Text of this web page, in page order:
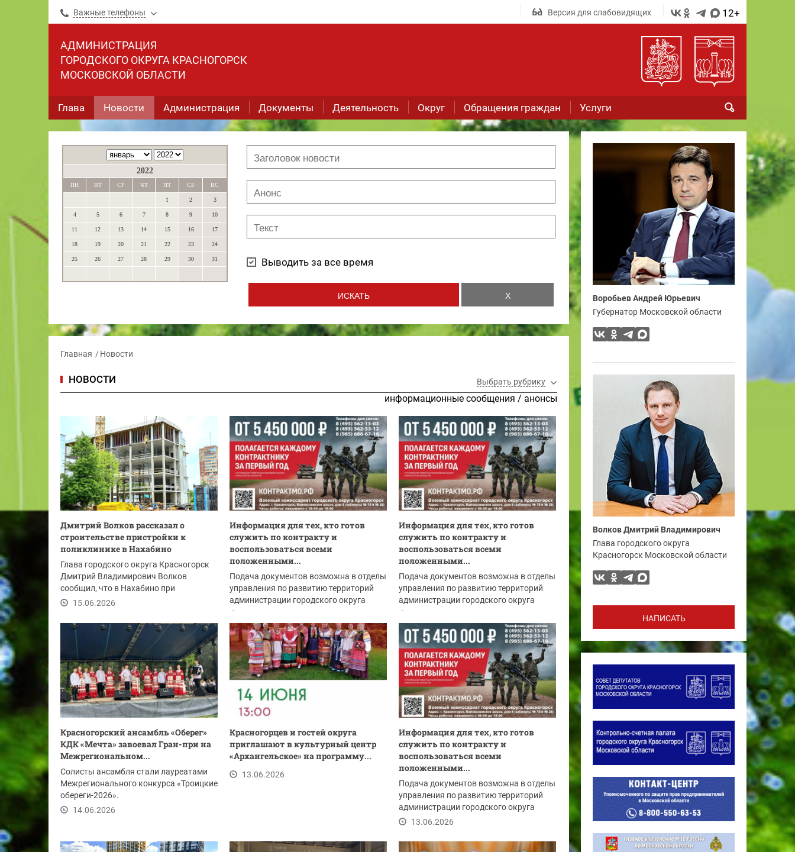
Важные телефоны Версия для слабовидящих 12+
АДМИНИСТРАЦИЯ
ГОРОДСКОГО ОКРУГА КРАСНОГОРСК
МОСКОВСКОЙ ОБЛАСТИ
Глава Новости Администрация Документы Деятельность Округ Обращения граждан Услуги
2022
ПН ВТ СР ЧТ ПТ СБ ВС
1 2 3
4 5 6 7 8 9 10
11 12 13 14 15 16 17
18 19 20 21 22 23 24
25 26 27 28 29 30 31 Выводить за все время
Главная Новости
НОВОСТИ Выбрать рубрику
информационные сообщения / анонсы
Дмитрий Волков рассказал о
строительстве пристройки к
поликлинике в Нахабино
Глава городского округа Красногорск
Дмитрий Владимирович Волков
сообщил, что в Нахабино при
поддержке Губернатора...
15.06.2026
Информация для тех, кто готов
служить по контракту и
воспользоваться всеми
положенными...
Подача документов возможна в отделы
управления по развитию территорий
администрации городского округа
Красногорск:
Информация для тех, кто готов
служить по контракту и
воспользоваться всеми
положенными...
Подача документов возможна в отделы
управления по развитию территорий
администрации городского округа
Красногорск:
Красногорский ансамбль «Оберег»
КДК «Мечта» завоевал Гран-при на
Межрегиональном...
Солисты ансамбля стали лауреатами
Межрегионального конкурса «Троицкие
обереги-2026».
14.06.2026
Красногорцев и гостей округа
приглашают в культурный центр
«Архангельское» на программу...
13.06.2026
Информация для тех, кто готов
служить по контракту и
воспользоваться всеми
положенными...
Подача документов возможна в отделы
управления по развитию территорий
администрации городского округа
Красногорск:
13.06.2026
Воробьев Андрей Юрьевич
Губернатор Московской области
Волков Дмитрий Владимирович
Глава городского округа
Красногорск Московской области
НАПИСАТЬ